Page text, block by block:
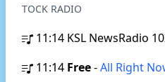
TOCK RADIO
11:14 KSL NewsRadio
11:14 Free-All Right